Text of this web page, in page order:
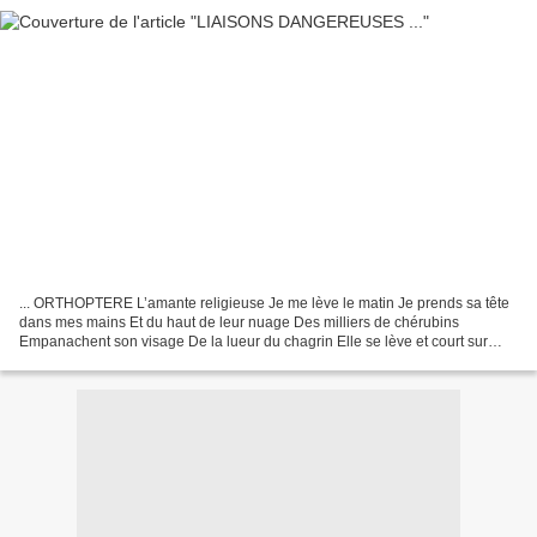
... ORTHOPTERE L’amante religieuse Je me lève le matin Je prends sa tête
dans mes mains Et du haut de leur nuage Des milliers de chérubins
Empanachent son visage De la lueur du chagrin Elle se lève et court sur